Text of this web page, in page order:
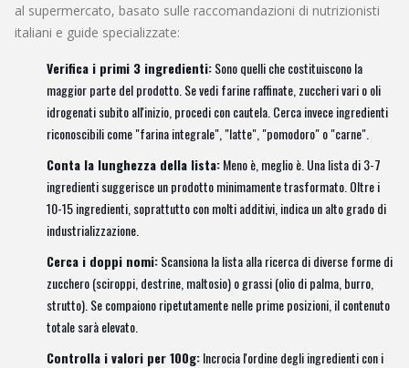
al supermercato, basato sulle raccomandazioni di nutrizionisti
italiani e guide specializzate:
Verifica i primi 3 ingredienti:Sono quelli che costituiscono la
maggior parte del prodotto. Se vedi farine raffinate, zuccheri vari o oli
idrogenati subito all'inizio, procedi con cautela. Cerca invece ingredienti
riconoscibili come "farina integrale", "latte", "pomodoro" o "carne".
Conta la lunghezza della lista:Meno è, meglio è. Una lista di 3-7
ingredienti suggerisce un prodotto minimamente trasformato. Oltre i
10-15 ingredienti, soprattutto con molti additivi, indica un alto grado di
industrializzazione.
Cerca i doppi nomi:Scansiona la lista alla ricerca di diverse forme di
zucchero (sciroppi, destrine, maltosio) o grassi (olio di palma, burro,
strutto). Se compaiono ripetutamente nelle prime posizioni, il contenuto
totale sarà elevato.
Controlla i valori per 100g:Incrocia l'ordine degli ingredienti con i